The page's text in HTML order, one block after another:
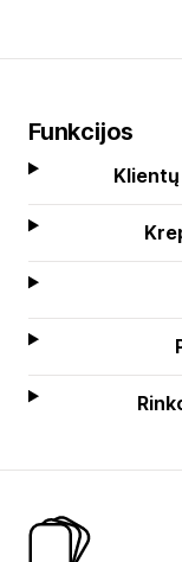
Funkcijos